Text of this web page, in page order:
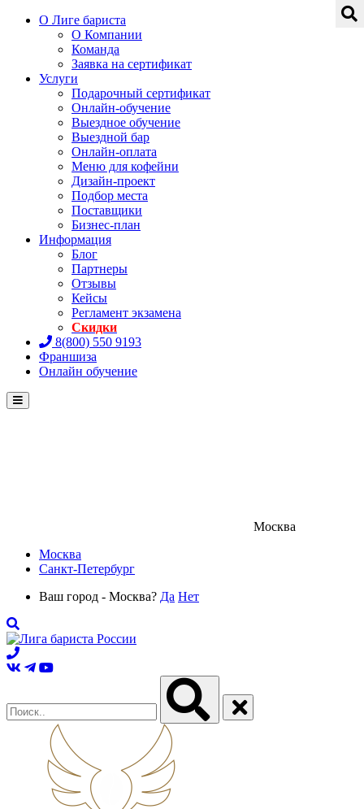
О Лиге бариста
О Компании
Команда
Заявка на сертификат
Услуги
Подарочный сертификат
Онлайн-обучение
Выездное обучение
Выездной бар
Онлайн-оплата
Меню для кофейни
Дизайн-проект
Подбор места
Поставщики
Бизнес-план
Информация
Блог
Партнеры
Отзывы
Кейсы
Регламент экзамена
Скидки
8(800) 550 9193
Франшиза
Онлайн обучение
Menu
Москва
Москва
Санкт-Петербург
Ваш город - Москва? Да Нет